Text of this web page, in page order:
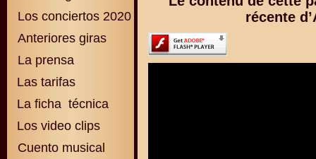
Los conciertos 2020
Anteriores giras
La prensa
Las tarifas
La ficha técnica
Los video clips
Cuento musical
récente